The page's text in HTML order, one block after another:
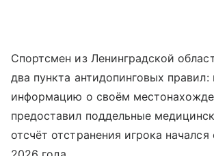
Спортсмен из Ленинградской
два пункта антидопинговых правил:
информацию о своём
предоставил поддельные
отсчёт отстранения игрока